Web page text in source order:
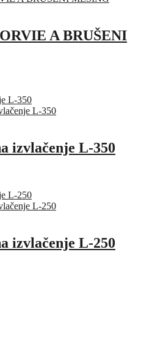
A BRUŠENI
izvlačenje L-350
izvlačenje L-250